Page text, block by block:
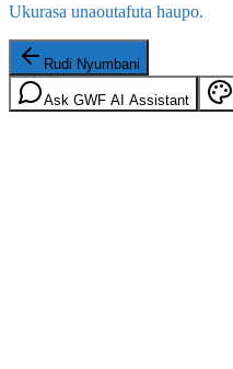
Ukurasa unaoutafuta haupo.
Rudi Nyumbani
Ask GWF AI Assistant